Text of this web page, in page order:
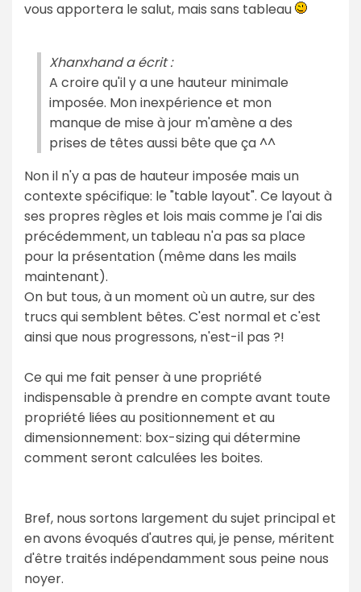
vous apportera le salut, mais sans tableau
Xhanxhand a écrit :
A croire qu'il y a une hauteur minimale
imposée. Mon inexpérience et mon
manque de mise à jour m'amène a des
prises de têtes aussi bête que ça ^^
Non il n'y a pas de hauteur imposée mais un
contexte spécifique: le "table layout". Ce layout à
ses propres règles et lois mais comme je l'ai dis
précédemment, un tableau n'a pas sa place
pour la présentation (même dans les mails
maintenant).
On but tous, à un moment où un autre, sur des
trucs qui semblent bêtes. C'est normal et c'est
ainsi que nous progressons, n'est-il pas ?!
Ce qui me fait penser à une propriété
indispensable à prendre en compte avant toute
propriété liées au positionnement et au
dimensionnement: box-sizing qui détermine
comment seront calculées les boites.
Bref, nous sortons largement du sujet principal et
en avons évoqués d'autres qui, je pense, méritent
d'être traités indépendamment sous peine nous
noyer.